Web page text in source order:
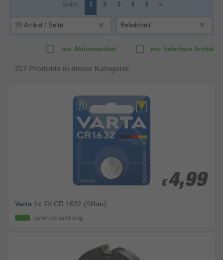
Seite: 1 2 3 4 5 »
nur lieferbare Artikel
nur Aktionsartikel
217 Produkte in dieser Kategorie
€ 4,99
€ 4,99
Varta 1x 3V CR 1632 (Silber)
sofort versandfertig